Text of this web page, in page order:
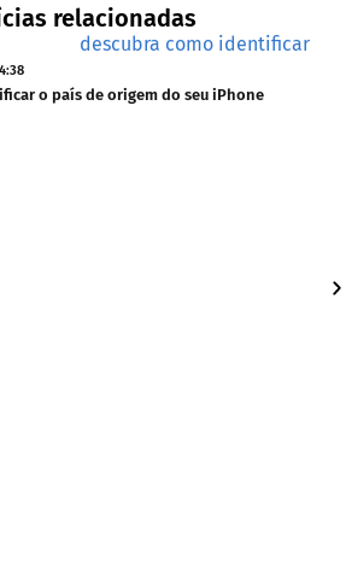
relacionadas
o país de origem do seu iPhone